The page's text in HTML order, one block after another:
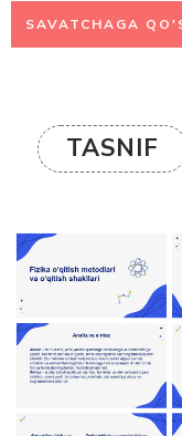
SAVATCHAGA
TASNIF